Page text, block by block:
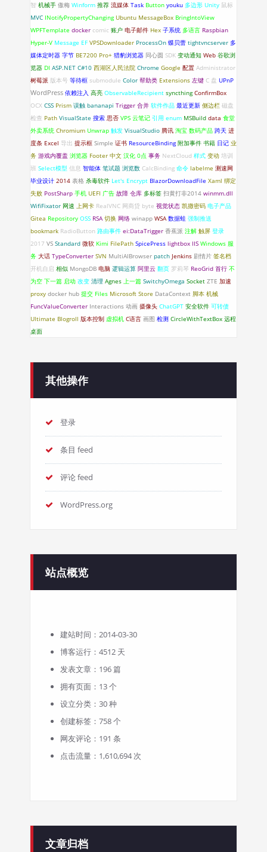
智 机械手 傲梅 Winform 推荐 流媒体 Task Button youku 多边形 Unity 鼠标
MVC INotifyPropertyChanging Ubuntu MessageBox BringIntoView
WPFTemplate docker comic 账户 电子邮件 Hex 子系统 多语言 Raspbian
Hyper-V Message EF VPSDownloader ProcessOn 蝶贝蕾 tightvncserver 多
媒体定时器 字节 BE7200 Pro+ 猎豹浏览器 同心圆 SDK 变动通知 Web 谷歌浏
览器 DI ASP.NET C#10 西湖区人民法院 Chrome Google 配置 Administrator
树莓派 版本号 等待框 submodule Color 帮助类 Extensions 左键 C 盘 UPnP
WordPress 依赖注入 高亮 ObservableRecipient syncthing ConfirmBox
OCX CSS Prism 误触 bananapi Trigger 合并 软件作品 最近更新 侧边栏 磁盘
检查 Path VisualState 搜索 思否 VPS 云笔记 引用 enum MSBuild data 食堂
外卖系统 Chromium Unwrap 触发 VisualStudio 腾讯 淘宝 数码产品 跨天 进
度条 Excel 导出 提示框 Simple 证书 ResourceBinding 附加事件 书籍 日记 业
务 游戏内覆盖 浏览器 Footer 中文 汉化 0点 事务 NextCloud 样式 变动 培训
班 Select模型 信息 智能体 笔试题 浏览数 CalcBinding 命令 labelme 测速网
毕业设计 2014 表格 杀毒软件 Let's Encrypt BlazorDownloadFile Xaml 绑定
失败 PostSharp 手机 UEFI 广告 故障 仓库 多标签 扫黄打非2014 winmm.dll
WifiFixator 网速 上网卡 RealVNC 网商贷 byte 视觉状态 凯撒密码 电子产品
Gitea Repository OSS RSA 切换 网络 winapp WSA 数据蛙 强制推送
bookmark RadioButton 路由事件 ei:DataTrigger 香蕉派 注解 触屏 登录
2017 VS Standard 微软 Kimi FilePath SpicePress lightbox IIS Windows 服
务 大话 TypeConverter SVN MultiAIBrowser patch Jenkins 剧情片 签名档
开机自启 相似 MongoDB 电脑 逻辑运算 阿里云 翻页 罗莉琴 ReoGrid 首行 不
为空 下一篇 启动 改变 清理 Agnes 上一篇 SwitchyOmega Socket ZTE 加速
proxy docker hub 提交 Files Microsoft Store DataContext 脚本 机械
FuncValueConverter Interactions 动画 摄像头 ChatGPT 安全软件 可转债
Ultimate Blogroll 版本控制 虚拟机 C语言 画图 检测 CircleWithTextBox 远程
桌面
其他操作
登录
条目 feed
评论 feed
WordPress.org
站点概览
建站时间：2014-03-30
博客运行：4512 天
发表文章：196 篇
拥有页面：13 个
设立分类：30 种
创建标签：758 个
网友评论：191 条
点击流量：1,610,694 次
文章归档